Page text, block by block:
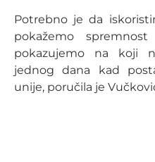
Potrebno je da
pokažemo
pokazujemo na koji
jednog dana kad
unije, poručila je